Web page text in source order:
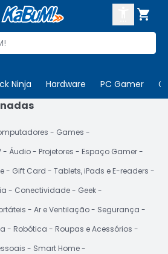

Ninja Hardware PC Gamer
conta
ENTRE
CADASTRE-SE
Games
Áudio Projetores
Espaço Gamer
Gift Card
Tablets, iPads e E-readers
Conectividade
Geek
Ar e Ventilação
Segurança
Robótica
Roupas e Acessórios
Smart Home